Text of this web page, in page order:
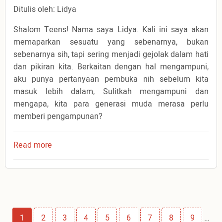
Ditulis oleh: Lidya
Shalom Teens! Nama saya Lidya. Kali ini saya akan
memaparkan sesuatu yang sebenarnya, bukan
sebenarnya sih, tapi sering menjadi gejolak dalam hati
dan pikiran kita. Berkaitan dengan hal mengampuni,
aku punya pertanyaan pembuka nih sebelum kita
masuk lebih dalam, Sulitkah mengampuni dan
mengapa, kita para generasi muda merasa perlu
memberi pengampunan?
Read more
Mengapa
Susah
Pagination
Page
1 Page
2 Page
3 Page
4 Page
5 Page
6 Page
7 Page
8 Page
9 …